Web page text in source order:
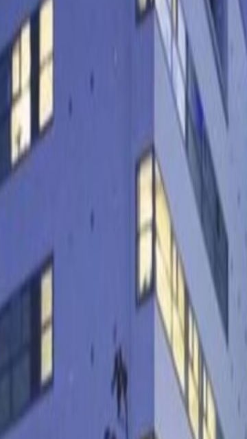
in a suburb town of Budapest with
this well-situated location in the
eclectic mix of businesses in office
using the local bus service -
Connect with people in the city
station or Budapest Airport, just under
for a permanent place your business
you’ll find what you need here.
WiFi to keep you going when it’s time
new connections in both internal and
with a smaller group of
friendly team are always on hand and
the workday – all you have to do is
to enjoy the town or travel into the
- where you’ll find plenty to do